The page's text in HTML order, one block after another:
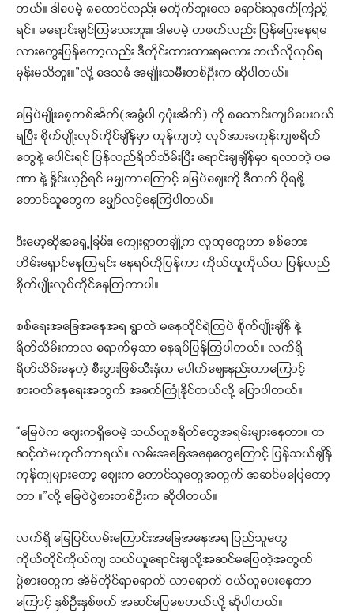
တယ်။ ဒါပေမဲ့ ၈ထောင်လည်း မကိုက်ဘူးလေ ရောင်းသူဖက်ကြည့်
ရင်။ မရောင်းချင်ကြသေးဘူး။ ဒါပေမဲ့ တဖက်လည်း ပြန်ပြေးနေရမ
လားတွေးပြန်တော့လည်း ဒီတိုင်းထားထားရမလား ဘယ်လိုလုပ်ရ
မှန်းမသိဘူး။”လို့ ဒေသခံ အမျိုးသမီးတစ်ဦးက ဆိုပါတယ်။
မြေပဲမျိုးစေ့တစ်အိတ်(အခွံပါ ၄ပုံးအိတ်) ကို ၈သောင်းကျပ်ပေး၀ယ်
ရပြီး စိုက်ပျိုးလုပ်ကိုင်ချိန်မှာ ကုန်ကျတဲ့ လုပ်အားခကုန်ကျစရိတ်
တွေနဲ့ ပေါင်းရင် ပြန်လည်ရိတ်သိမ်းပြီး ရောင်းချချိန်မှာ ရလာတဲ့ ပမ
ဏာ နဲ့ နှိုင်းယှဉ်ရင် မမျှတာကြောင့် မြေပဲဈေးကို ဒီထက် ပိုရဖို့
တောင်သူတွေက မျှော်လင့်နေကြပါတယ်။
ဒီးမော့ဆိုအရှေ့ခြမ်း၊ ကျေးရွာတချို့က လူထုတွေဟာ စစ်ဘေး
တိမ်းရှောင်နေကြရင်း နေရပ်ကိုပြန်ကာ ကိုယ်ထူကိုယ်ထ ပြန်လည်
စိုက်ပျိုးလုပ်ကိုင်နေကြတာပါ။
စစ်ရေးအခြေအနေအရ ရွာထဲ မနေထိုင်ရဲကြပဲ စိုက်ပျိုးချိန် နဲ့
ရိတ်သိမ်းကာလ ရောက်မှသာ နေရပ်ပြန်ကြပါတယ်။ လက်ရှိ
ရိတ်သိမ်းနေတဲ့ စီးပွားဖြစ်သီးနှံက ပေါက်ဈေးနည်းတာကြောင့်
စား၀တ်နေရေးအတွက် အခက်ကြုံနိုင်တယ်လို့ ပြောပါတယ်။
“မြေပဲက စျေးကရှိပေမဲ့ သယ်ယူစရိတ်တွေအရမ်းများနေတာ။ တ
ဆင့်ထဲမဟုတ်တာရယ်။ လမ်းအခြေအနေတွေကြောင့် ပြန်သယ်ချိန်
ကုန်ကျများတော့ စျေးက တောင်သူတွေအတွက် အဆင်မပြေတော့
တာ ။”လို့ မြေပဲပွဲစားတစ်ဦးက ဆိုပါတယ်။
လက်ရှိ မြေပြင်လမ်းကြောင်းအခြေအနေအရ ပြည်သူတွေ
ကိုယ်တိုင်ကိုယ်ကျ သယ်ယူရောင်းချလို့အဆင်မပြေတဲ့အတွက်
ပွဲစားတွေက အိမ်တိုင်ရာရောက် လာရောက် ဝယ်ယူပေးနေတာ
ကြောင့် နှစ်ဦးနှစ်ဖက် အဆင်ပြေစေတယ်လို့ ဆိုပါတယ်။